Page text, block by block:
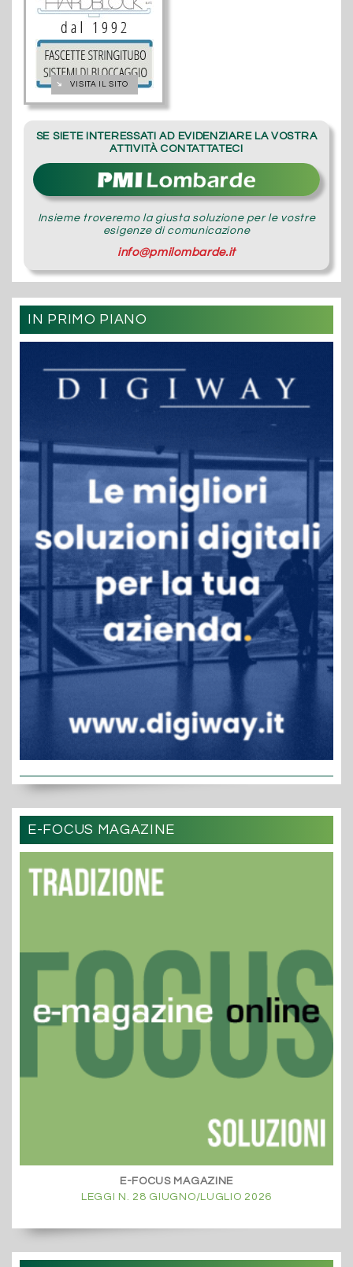
➔ VISITA IL SITO
SE SIETE INTERESSATI AD EVIDENZIARE LA VOSTRA
ATTIVITÀ CONTATTATECI
Insieme troveremo la giusta soluzione per le vostre
esigenze di comunicazione
info@pmilombarde.it
IN PRIMO PIANO
E-FOCUS MAGAZINE
E-FOCUS MAGAZINE
LEGGI N. 28 GIUGNO/LUGLIO 2026